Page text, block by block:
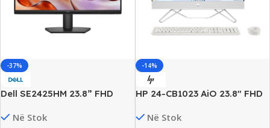
-37%
Dell SE2425HM 23.8” FHD
5ms, HDMI/VGA, New
Në Stok
-14%
HP 24-CB1023 AiO 23.8″ FHD
DDR4, 256GB SSD, Win11,
Në Stok